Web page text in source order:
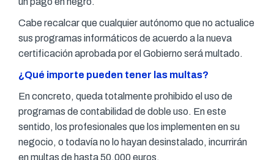
Cabe recalcar que cualquier autónomo que no actualice
sus programas informáticos de acuerdo a la nueva
certificación aprobada por el Gobierno será multado.
¿Qué importe pueden tener las multas?
En concreto, queda totalmente prohibido el uso de
programas de contabilidad de doble uso. En este
sentido, los profesionales que los implementen en su
negocio, o todavía no lo hayan desinstalado, incurrirán
en multas de hasta 50.000 euros.